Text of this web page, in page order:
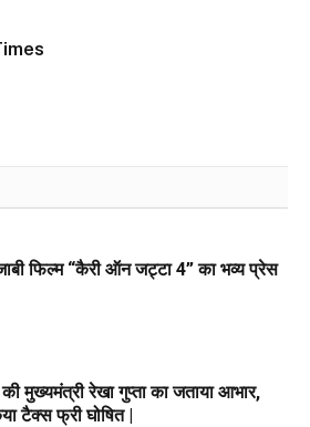
फिल्म “कैरी ऑन जट्टा 4” का भव्य प्रेस
मुख्यमंत्री रेखा गुप्ता का जताया आभार,
टैक्स फ्री घोषित |